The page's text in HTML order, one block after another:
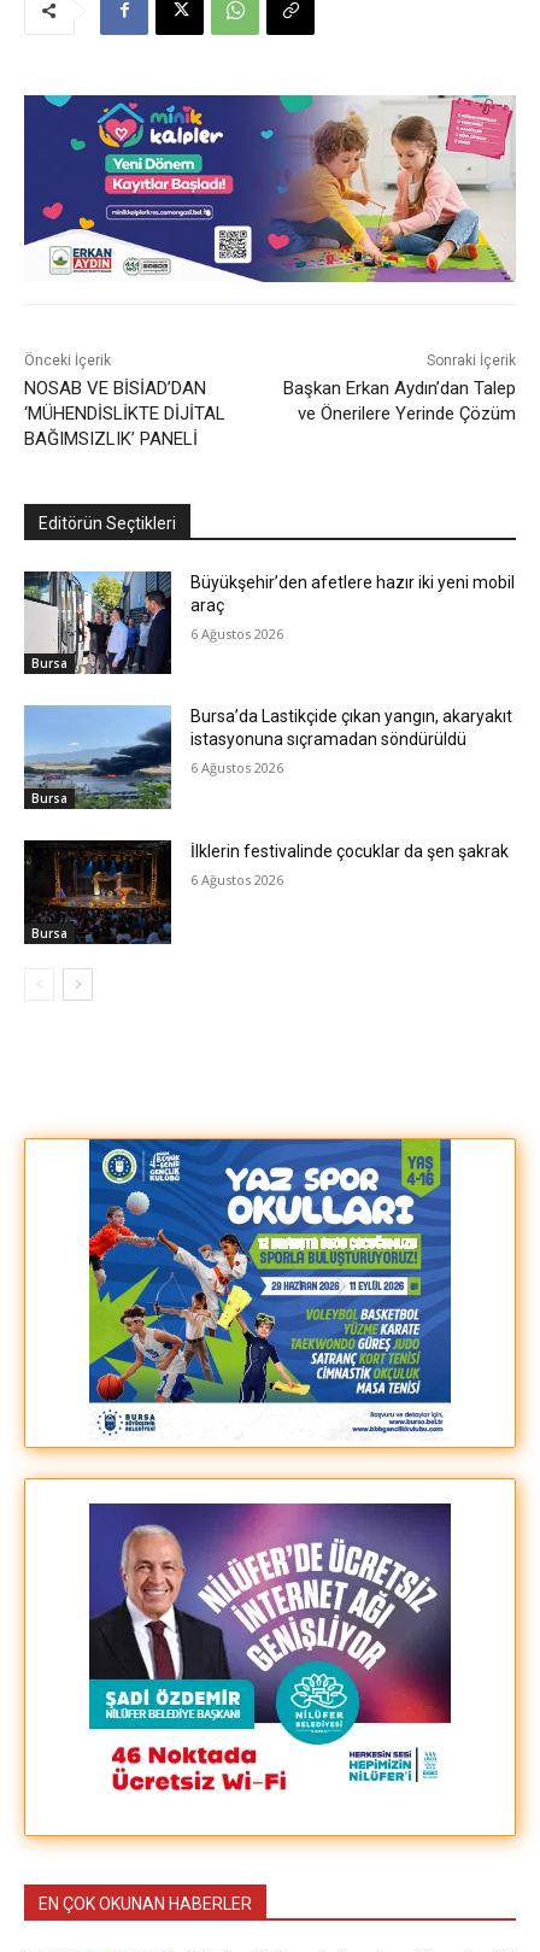
Önceki İçerik
NOSAB VE BİSİAD’DAN
‘MÜHENDİSLİKTE DİJİTAL
BAĞIMSIZLIK’ PANELİ
Sonraki İçerik
Başkan Erkan Aydın’dan Talep
ve Önerilere Yerinde Çözüm
Editörün Seçtikleri
Bursa
Büyükşehir’den afetlere hazır iki yeni mobil
araç
6 Ağustos 2026
Bursa
Bursa’da Lastikçide çıkan yangın, akaryakıt
istasyonuna sıçramadan söndürüldü
6 Ağustos 2026
Bursa
İlklerin festivalinde çocuklar da şen şakrak
6 Ağustos 2026
EN ÇOK OKUNAN HABERLER